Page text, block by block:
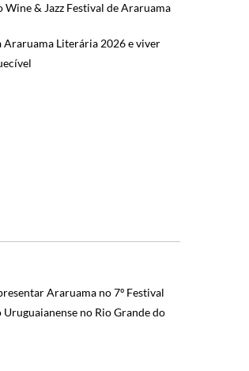
& Jazz Festival de Araruama
Araruama Literária 2026 e viver
Araruama no 7º Festival
no Rio Grande do